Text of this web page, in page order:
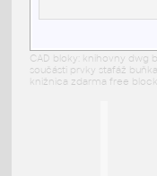
CAD bloky: knihovny dwg
součásti prvky stafáž
knižnica zdarma free